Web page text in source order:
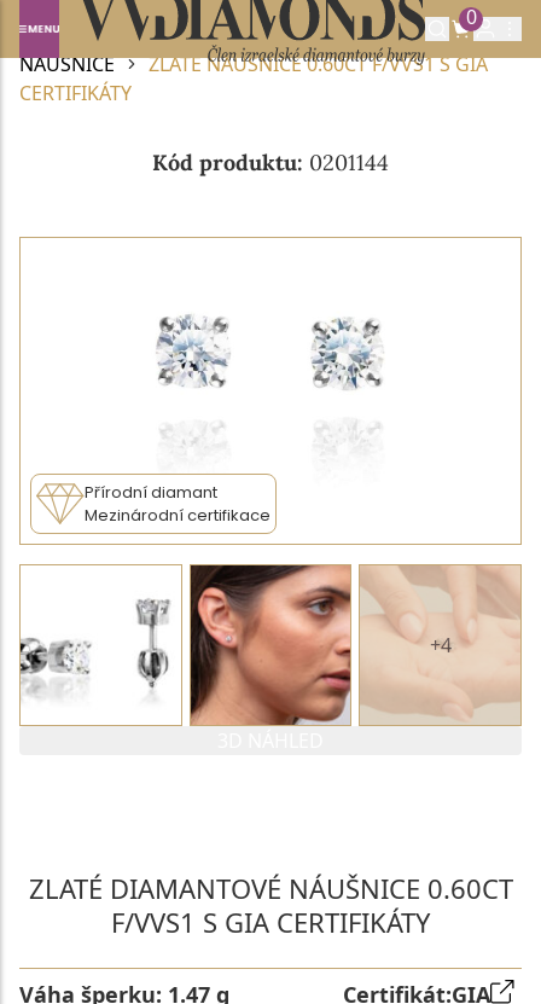
0
Domů DIAMANTOVÉ ŠPERKY
DIAMANTOVÉ
NÁUŠNICE
ZLATÉ NÁUŠNICE 0.60CT F/VVS1 S GIA
CERTIFIKÁTY
Kód produktu: 0201144
Přírodní diamant
Mezinárodní certifikace
+4
ZLATÉ DIAMANTOVÉ NÁUŠNICE 0.60CT
F/VVS1 S GIA CERTIFIKÁTY
Váha šperku: 1.47 g Certifikát:GIA